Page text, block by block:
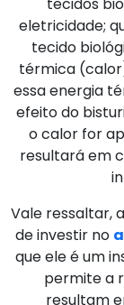
eletricidade;
tecido
térmica
essa energia
efeito do
o calor for
resultará em
Vale ressaltar,
de investir no
que ele é um
permite a
resultam